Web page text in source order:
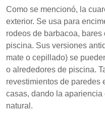
Como se mencionó, la
exterior. Se usa para
rodeos de barbacoa,
piscina. Sus versiones
mate o cepillado) se
o alrededores de piscina.
revestimientos de paredes
casas, dando la
natural.